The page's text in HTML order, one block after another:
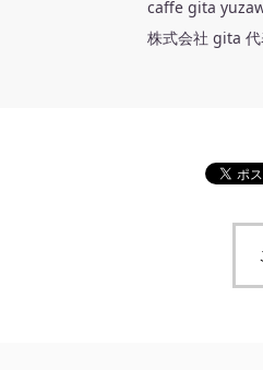
caffe gita
株式会社 gita